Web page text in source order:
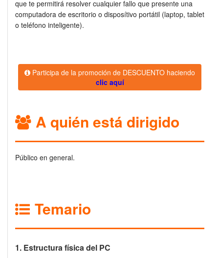
que te permitirá resolver cualquier fallo que presente una
computadora de escritorio o disposítivo portátil (laptop, tablet
o teléfono inteligente).
Participa de la promoción de DESCUENTO haciendo
clic aquí
A quién está dirigido
Público en general.
Temario
1. Estructura física del PC